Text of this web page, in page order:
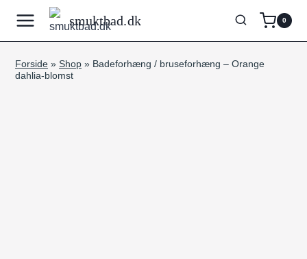
indhold
smuktbad.dk 0
Forside » Shop » Badeforhæng / bruseforhæng – Orange
dahlia-blomst